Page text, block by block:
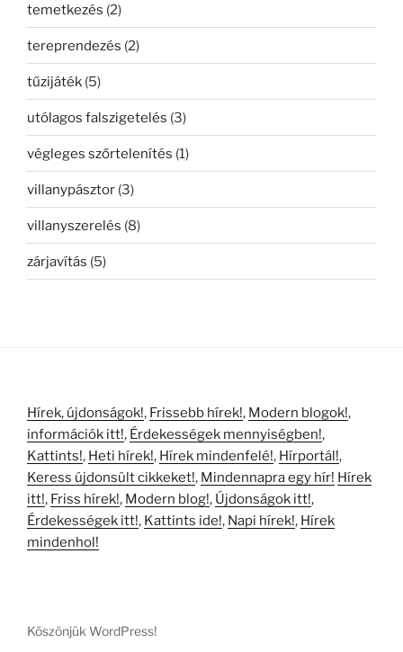
temetkezés (2)
tereprendezés (2)
tűzijáték (5)
utólagos falszigetelés (3)
végleges szőrtelenítés (1)
villanypásztor (3)
villanyszerelés (8)
zárjavítás (5)
Hírek, újdonságok!, Frissebb hírek!, Modern blogok!,
információk itt!, Érdekességek mennyiségben!,
Kattints!, Heti hírek!, Hírek mindenfelé!, Hírportál!,
Keress újdonsült cikkeket!, Mindennapra egy hír! Hírek
itt!, Friss hírek!, Modern blog!, Újdonságok itt!,
Érdekességek itt!, Kattints ide!, Napi hírek!, Hírek
mindenhol!
Köszönjük WordPress!